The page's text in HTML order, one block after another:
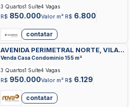
R$ 850.000Valor m² R$ 6.800
3 Quartos1 Suíte4 Vagas
contatar
AVENIDA PERIMETRAL NORTE, VILA
JOAO VAZ, GOIANIA
Venda Casa Condominio 155 m²
R$ 950.000Valor m² R$ 6.129
3 Quartos1 Suíte4 Vagas
contatar